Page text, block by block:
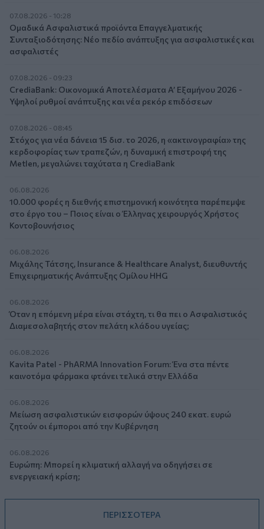
07.08.2026 - 10:28
Ομαδικά Ασφαλιστικά προϊόντα Επαγγελματικής
Συνταξιοδότησης: Νέο πεδίο ανάπτυξης για ασφαλιστικές και
ασφαλιστές
07.08.2026 - 09:23
CrediaBank: Οικονομικά Αποτελέσματα A’ Εξαμήνου 2026 -
Υψηλοί ρυθμοί ανάπτυξης και νέα ρεκόρ επιδόσεων
07.08.2026 - 08:45
Στόχος για νέα δάνεια 15 δισ. το 2026, η «ακτινογραφία» της
κερδοφορίας των τραπεζών, η δυναμική επιστροφή της
Metlen, μεγαλώνει ταχύτατα η CrediaBank
06.08.2026
10.000 φορές η διεθνής επιστημονική κοινότητα παρέπεμψε
στο έργο του – Ποιος είναι ο Έλληνας χειρουργός Χρήστος
Κοντοβουνήσιος
06.08.2026
Μιχάλης Τάτσης, Insurance & Healthcare Analyst, διευθυντής
Επιχειρηματικής Ανάπτυξης Ομίλου HHG
06.08.2026
Όταν η επόμενη μέρα είναι στάχτη, τι θα πει ο Ασφαλιστικός
Διαμεσολαβητής στον πελάτη κλάδου υγείας;
06.08.2026
Kavita Patel - PhARMA Innovation Forum: Ένα στα πέντε
καινοτόμα φάρμακα φτάνει τελικά στην Ελλάδα
06.08.2026
Μείωση ασφαλιστικών εισφορών ύψους 240 εκατ. ευρώ
ζητούν οι έμποροι από την Κυβέρνηση
06.08.2026
Ευρώπη: Μπορεί η κλιματική αλλαγή να οδηγήσει σε
ενεργειακή κρίση;
ΠΕΡΙΣΣΟΤΕΡΑ